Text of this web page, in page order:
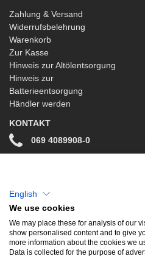
Zahlung & Versand
Widerrufsbelehrung
Warenkorb
Zur Kasse
Hinweis zur Altölentsorgung
Hinweis zur
Batterieentsorgung
Händler werden
KONTAKT
069 4089908-0
Facebook
Instagram
English
We use cookies
We may place these for analysis of our
show personalised content and to give
more information about the cookies we
Data is collected for the purpose of